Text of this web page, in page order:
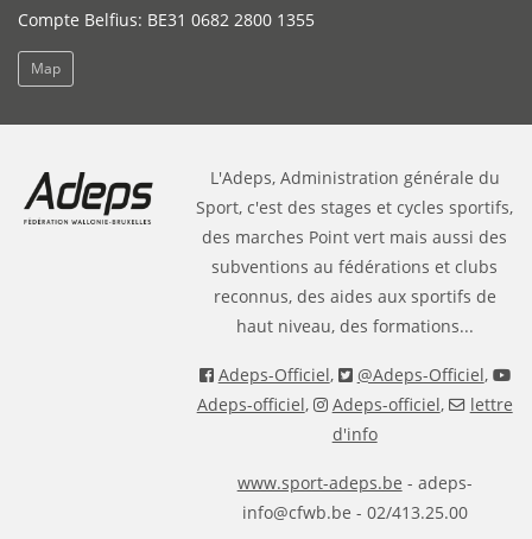
Compte Belfius: BE31 0682 2800 1355
Map
L'Adeps, Administration générale du
Sport, c'est des stages et cycles sportifs,
des marches Point vert mais aussi des
subventions au fédérations et clubs
reconnus, des aides aux sportifs de
haut niveau, des formations...
Adeps-Officiel, @Adeps-Officiel,
Adeps-officiel, Adeps-officiel,
lettre
d'info
www.sport-adeps.be - adeps-
info@cfwb.be - 02/413.25.00